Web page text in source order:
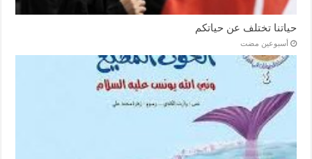
حياتنا تختلف عن حياتكم
‏أسبوعين مضت